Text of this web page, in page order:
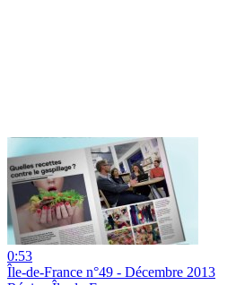
0:53
Île-de-France n°49 - Décembre 2013